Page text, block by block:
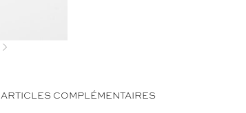
Next
ARTICLES COMPLÉMENTAIRES